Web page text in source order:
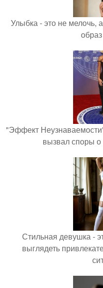
Улыбка - это не мелочь,
"Эффект
вызвал споры о
Стильная девушка -
выглядеть